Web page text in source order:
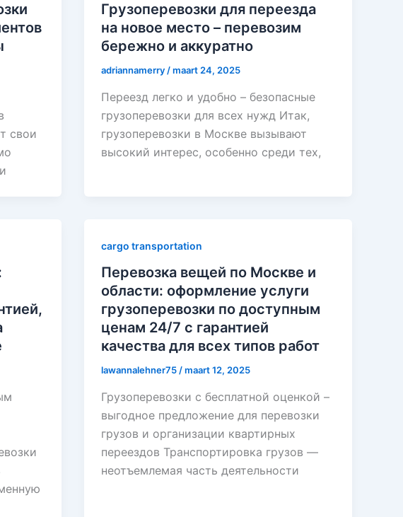
свои
Грузоперевозки для переезда
на новое место – перевозим
бережно и аккуратно
adriannamerry /maart 24, 2025
Переезд легко и удобно – безопасные
грузоперевозки для всех нужд Итак,
грузоперевозки в Москве вызывают
высокий интерес, особенно среди тех,
cargo transportation
Перевозка вещей по Москве и
области: оформление услуги
грузоперевозки по доступным
ценам 24/7 с гарантией
качества для всех типов работ
lawannalehner75/maart 12, 2025
Грузоперевозки с бесплатной оценкой –
выгодное предложение для перевозки
грузов и организации квартирных
переездов Транспортировка грузов —
неотъемлемая часть деятельности